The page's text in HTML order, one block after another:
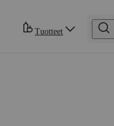
Tuotteet